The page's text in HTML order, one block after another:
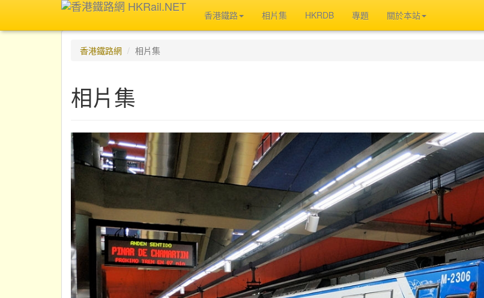
香港鐵路 相片集 HKRDB 專題 關於本站
香港鐵路網 相片集
相片集